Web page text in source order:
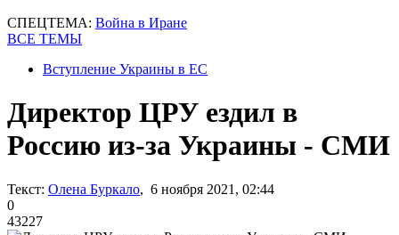
СПЕЦТЕМА: Война в Иране
ВСЕ ТЕМЫ
Вступление Украины в ЕС
Директор ЦРУ ездил в
Россию из-за Украины - СМИ
Текст: Олена Буркало, 6 ноября 2021, 02:44
0
43227